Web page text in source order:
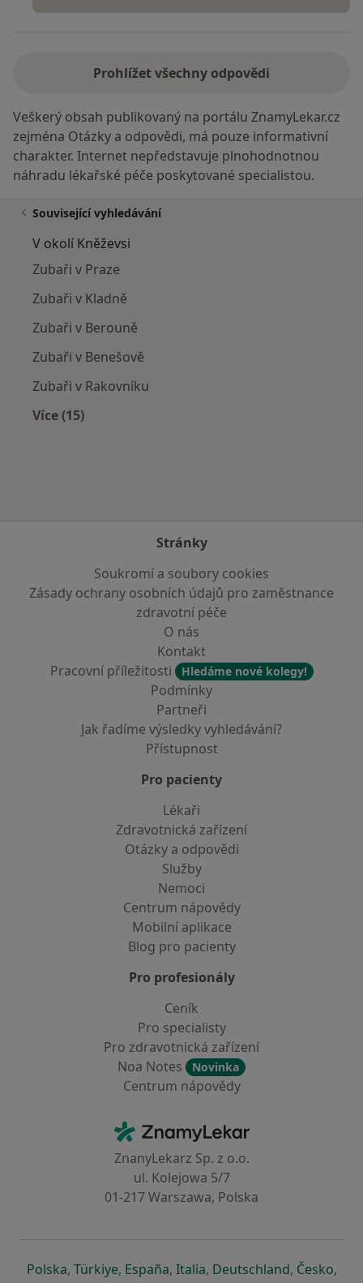
Prohlížet všechny odpovědi
Veškerý obsah publikovaný na portálu ZnamyLekar.cz
zejména Otázky a odpovědi, má pouze informativní
charakter. Internet nepředstavuje plnohodnotnou
náhradu lékařské péče poskytované specialistou.
Související vyhledávání
V okolí Kněževsi
Zubaři v Praze
Zubaři v Kladně
Zubaři v Berouně
Zubaři v Benešově
Zubaři v Rakovníku
Více (15)
Stránky
Soukromí a soubory cookies
Zásady ochrany osobních údajů pro zaměstnance
zdravotní péče
O nás
Kontakt
Pracovní příležitosti
Hledáme nové kolegy!
Podmínky
Partneři
Jak řadíme výsledky vyhledávání?
Přístupnost
Pro pacienty
Lékaři
Zdravotnická zařízení
Otázky a odpovědi
Služby
Nemoci
Centrum nápovědy
Mobilní aplikace
Blog pro pacienty
Pro profesionály
Ceník
Pro specialisty
Pro zdravotnická zařízení
Noa Notes
Novinka
Centrum nápovědy
ZnamyLekar - Hlavní stránka
ZnanyLekarz Sp. z o.o.
ul. Kolejowa 5/7
01-217 Warszawa, Polska
Polskase otevře v nové záložce
, Türkiyese otevře v nové záložce
, Españase otevře v nové záložce
, Italiase otevře v nové záložce
, Deutschlandse otevře v
, Českose
,